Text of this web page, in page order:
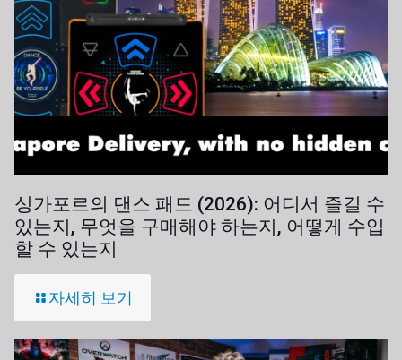
싱가포르의 댄스 패드 (2026): 어디서 즐길 수
있는지, 무엇을 구매해야 하는지, 어떻게 수입
할 수 있는지
자세히 보기